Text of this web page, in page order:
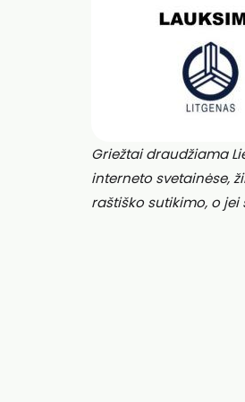
Griežtai draudžiama
interneto svetainėse,
raštiško sutikimo, o jei